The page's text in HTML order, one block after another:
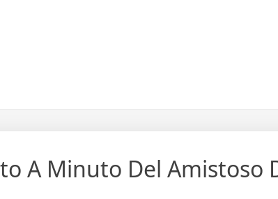
A Minuto Del Amistoso